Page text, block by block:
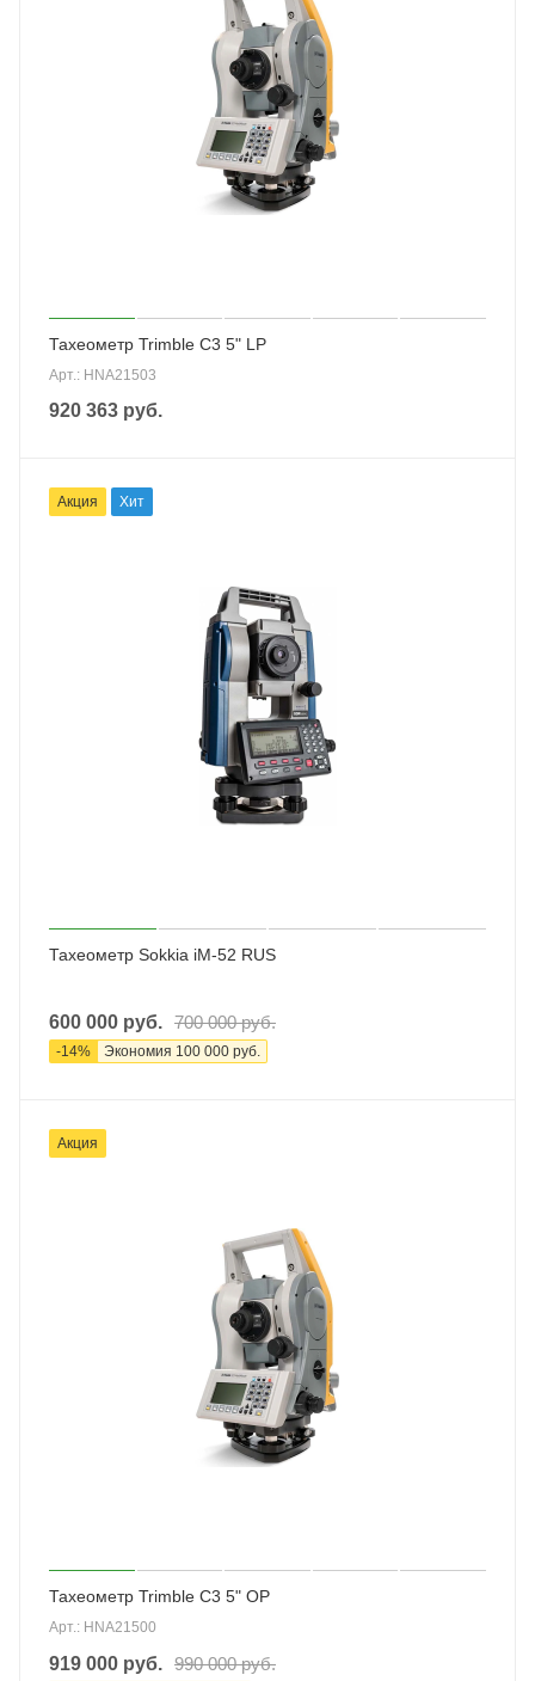
Тахеометр Trimble C3 5" LP
Арт.: HNA21503
920 363 руб.
Акция Хит
Тахеометр Sokkia iM-52 RUS
600 000 руб. 700 000руб.
-14% Экономия 100 000 руб.
Акция
Тахеометр Trimble C3 5" OP
Арт.: HNA21500
919 000 руб. 990 000руб.